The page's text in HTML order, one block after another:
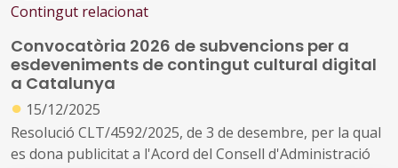
Contingut relacionat
Convocatòria 2026 de subvencions per a
esdeveniments de contingut cultural digital
a Catalunya
● 15/12/2025
Resolució CLT/4592/2025, de 3 de desembre, per la qual
es dona publicitat a l'Acord del Consell d'Administració